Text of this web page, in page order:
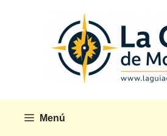
Menú